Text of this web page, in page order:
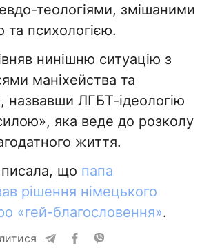
теологіями, змішаними
та психологією.
нинішню ситуацію з
маніхейства та
назвавши ЛГБТ-ідеологію
яка веде до розколу
життя.
що папа
рішення німецького
«гей-благословення».